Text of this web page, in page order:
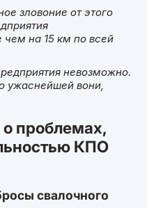
зловоние от этого
чем на 15 км по всей
невозможно.
ужаснейшей вони,
проблемах,
КПО
свалочного